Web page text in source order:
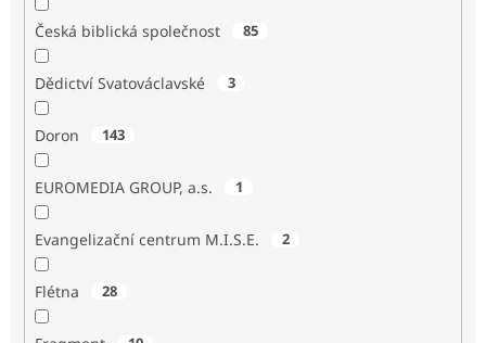
Česká biblická společnost 85
Dědictví Svatováclavské 3
Doron 143
EUROMEDIA GROUP, a.s. 1
Evangelizační centrum M.I.S.E. 2
Flétna 28